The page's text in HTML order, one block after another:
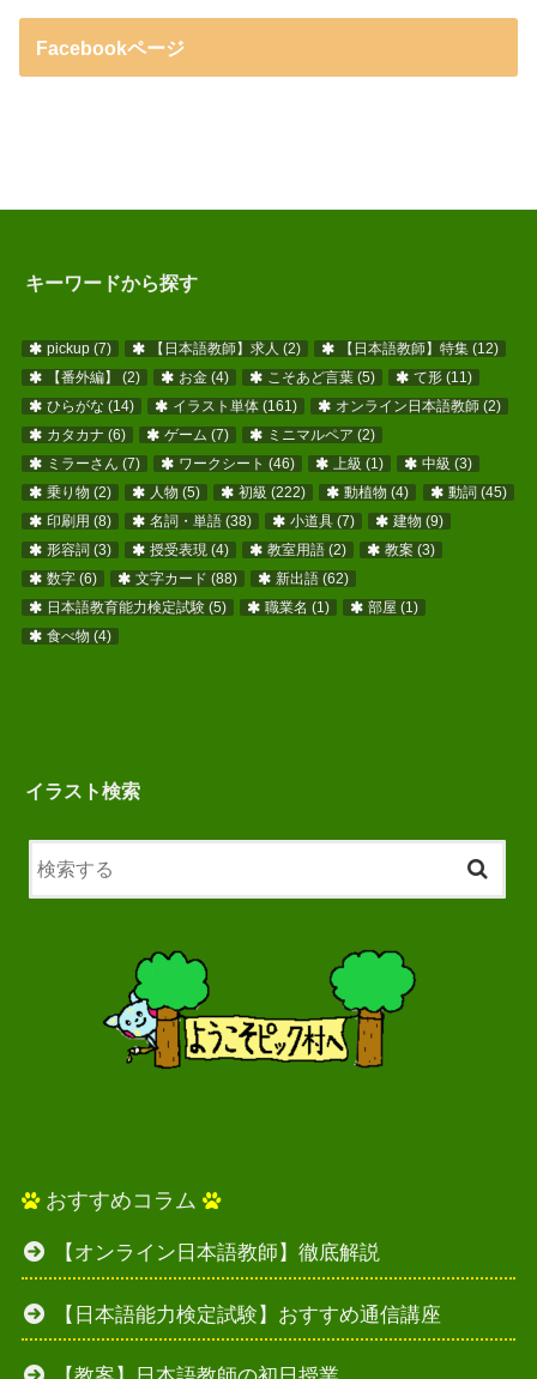
Facebookページ
キーワードから探す
pickup(7) 【日本語教師】求人 (2) 【日本語教師】特集 (12)
【番外編】
(2) お金 (4) こそあど言葉 (5) て形 (11)
ひらがな (14) イラスト単体 (161) オンライン日本語教師 (2)
カタカナ (6) ゲーム (7) ミニマルペア (2)
ミラーさん (7) ワークシート (46) 上級 (1) 中級 (3)
乗り物 (2) 人物 (5) 初級 (222) 動植物 (4) 動詞(45)
印刷用 (8) 名詞・単語 (38) 小道具 (7) 建物 (9)
形容詞(3) 授受表現 (4) 教室用語 (2) 教案 (3)
数字(6) 文字カード (88) 新出語 (62)
日本語教育能力検定試験(5) 職業名 (1) 部屋 (1)
食べ物 (4)
イラスト検索
おすすめコラム
【オンライン日本語教師】徹底解説
【日本語能力検定試験】おすすめ通信講座